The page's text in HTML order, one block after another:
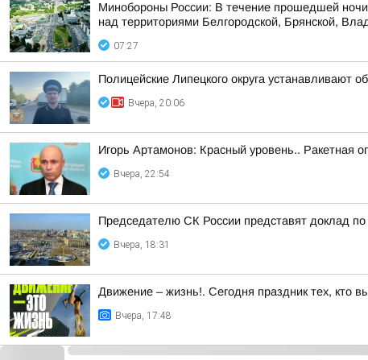
Минобороны России: В течение прошедшей
над территориями Белгородской, Брянской,
07:27
Полицейские Липецкого округа устанавливают
Вчера, 20:06
Игорь Артамонов: Красный уровень.. Ракетная
Вчера, 22:54
Председателю СК России представят доклад
Вчера, 18:31
Движение – жизнь!. Сегодня праздник тех, кто
Вчера, 17:48